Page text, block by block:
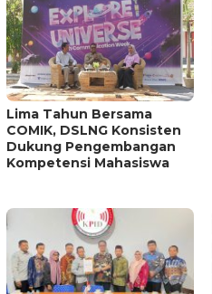
Lima Tahun Bersama
COMIK, DSLNG Konsisten
Dukung Pengembangan
Kompetensi Mahasiswa